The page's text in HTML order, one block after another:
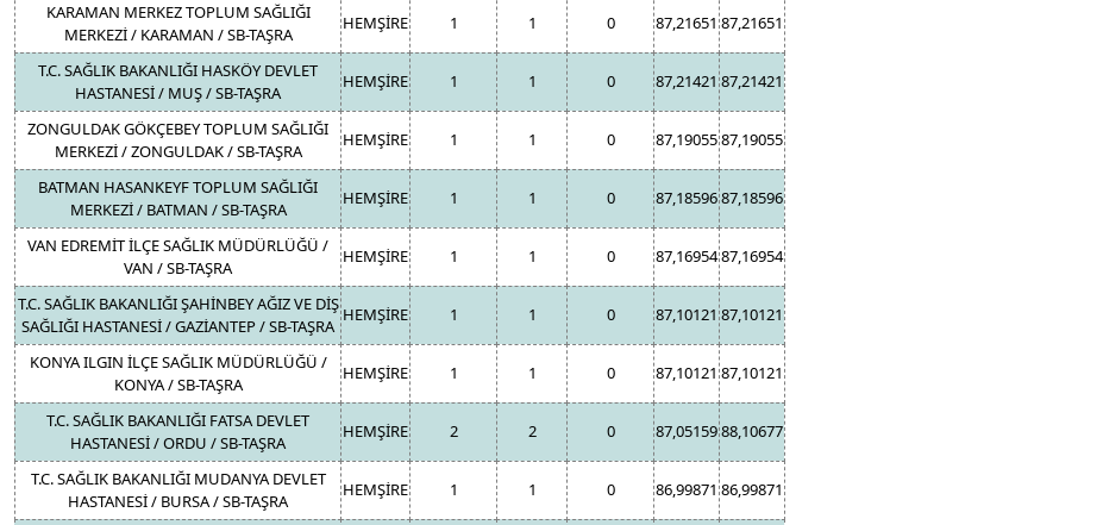
KARAMAN MERKEZ TOPLUM SAĞLIĞI
MERKEZİ / KARAMAN / SB-TAŞRA
HEMŞİRE 1 1 0 87,21651 87,21651
T.C. SAĞLIK BAKANLIĞI HASKÖY DEVLET
HASTANESİ / MUŞ / SB-TAŞRA
HEMŞİRE 1 1 0 87,21421 87,21421
ZONGULDAK GÖKÇEBEY TOPLUM SAĞLIĞI
MERKEZİ / ZONGULDAK / SB-TAŞRA
HEMŞİRE 1 1 0 87,1905587,19055
BATMAN HASANKEYF TOPLUM SAĞLIĞI
MERKEZİ / BATMAN / SB-TAŞRA
HEMŞİRE 1 1 0 87,1859687,18596
VAN EDREMİT İLÇE SAĞLIK MÜDÜRLÜĞÜ /
VAN / SB-TAŞRA
HEMŞİRE 1 1 0 87,1695487,16954
T.C. SAĞLIK BAKANLIĞI ŞAHİNBEY AĞIZ VE DİŞ
SAĞLIĞI HASTANESİ / GAZİANTEP / SB-TAŞRA
HEMŞİRE 1 1 0 87,10121 87,10121
KONYA ILGIN İLÇE SAĞLIK MÜDÜRLÜĞÜ /
KONYA / SB-TAŞRA
HEMŞİRE 1 1 0 87,10121 87,10121
T.C. SAĞLIK BAKANLIĞI FATSA DEVLET
HASTANESİ / ORDU / SB-TAŞRA
HEMŞİRE 2 2 0 87,0515988,10677
T.C. SAĞLIK BAKANLIĞI MUDANYA DEVLET
HASTANESİ / BURSA / SB-TAŞRA
HEMŞİRE 1 1 0 86,99871 86,99871